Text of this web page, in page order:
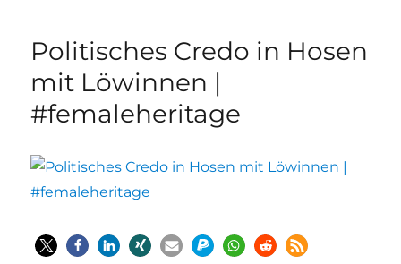
Politisches Credo in Hosen
mit Löwinnen |
#femaleheritage